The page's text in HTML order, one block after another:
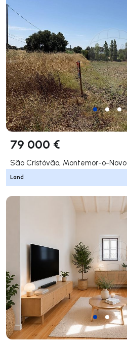
79 000 €
São Cristóvão, Montemor-o-Novo
Land